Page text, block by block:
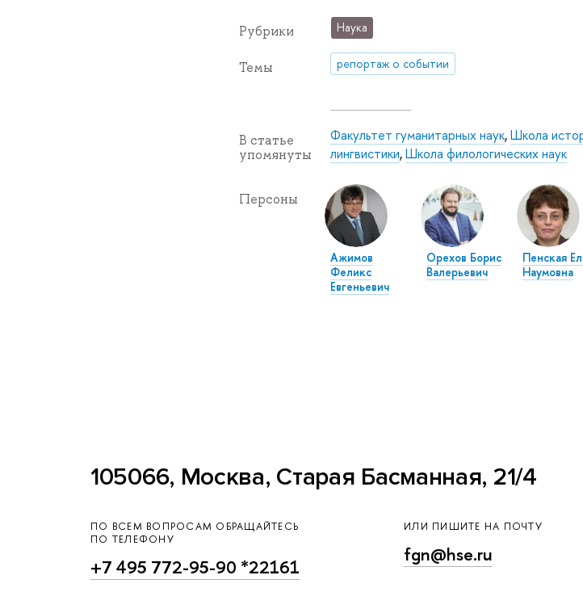
Рубрики Наука
Темы репортаж о событии
В статье
упомянуты
Факультет гуманитарных наук,Школа
лингвистики,Школа филологических наук
Персоны
Ажимов
Феликс
Евгеньевич
Орехов Борис
Валерьевич
Пенская
Наумовна
105066, Москва, Старая Басманная, 21/4
ПО ВСЕМ ВОПРОСАМ ОБРАЩАЙТЕСЬ
ПО ТЕЛЕФОНУ
+7 495 772-95-90 *22161
ИЛИ ПИШИТЕ НА ПОЧТУ
fgn@hse.ru